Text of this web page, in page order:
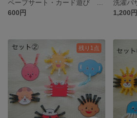
600円
1,200円
残り1点